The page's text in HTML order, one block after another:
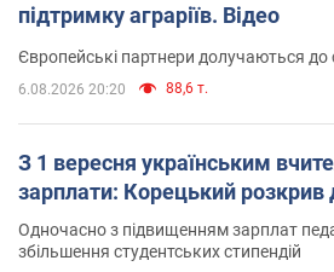
підтримку аграріїв. Відео
Європейські партнери долучаються до
6.08.2026 20:20 88,6 т.
З 1 вересня українським
зарплати: Корецький розкрив
Одночасно з підвищенням зарплат
збільшення студентських стипендій